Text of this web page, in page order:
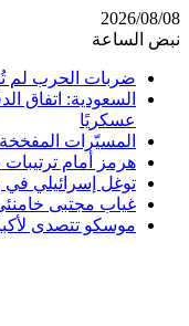
2026/08/08
نبض الساعة
ضربات الحرب لم
السعودية: اتفاق
عسكريًا
المسيّرات المفخخة
هرمز أمام
توغل إسرائيلي في
غياب مجتبى
موسكو تتصدى